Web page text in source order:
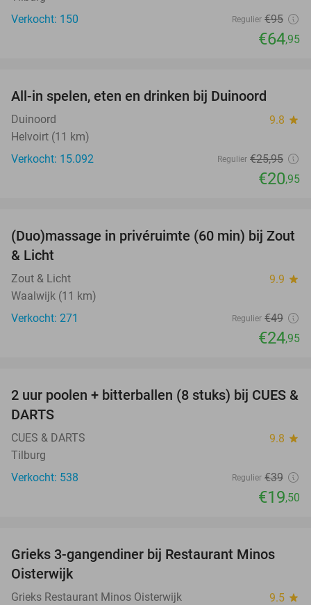
Verkocht: 150
Regulier €95
€64,95
All-in spelen, eten en drinken bij Duinoord
Duinoord 9.8 star
Helvoirt (11 km)
Verkocht: 15.092
Regulier €25,95
€20,95
49%
(Duo)massage in privéruimte (60 min) bij Zout
& Licht
Zout & Licht 9.9 star
Waalwijk (11 km)
Verkocht: 271
Regulier €49
€24,95
50%
2 uur poolen + bitterballen (8 stuks) bij CUES &
DARTS
CUES & DARTS 9.8 star
Tilburg
Verkocht: 538
Regulier €39
€19,50
30%
Grieks 3-gangendiner bij Restaurant Minos
Oisterwijk
Grieks Restaurant Minos Oisterwijk 9.5 star